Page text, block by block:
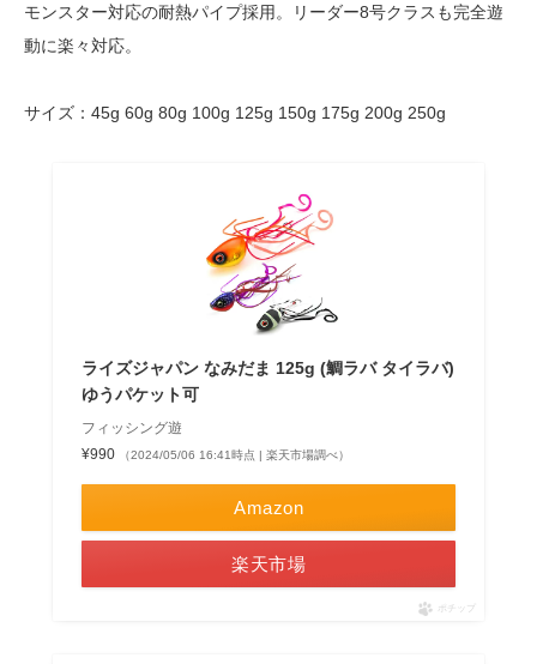
モンスター対応の耐熱パイプ採用。リーダー8号クラスも完全遊
動に楽々対応。
サイズ：45g 60g 80g 100g 125g 150g 175g 200g 250g
ライズジャパン なみだま 125g (鯛ラバ タイラバ)
ゆうパケット可
フィッシング遊
¥990
（2024/05/06 16:41時点 | 楽天市場調べ）
Amazon
楽天市場
ポチップ